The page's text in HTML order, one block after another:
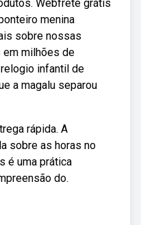
Webfrete grátis
menina
sobre nossas
milhões de
infantil de
a magalu separou
rápida. A
sobre as horas no
é uma prática
do.